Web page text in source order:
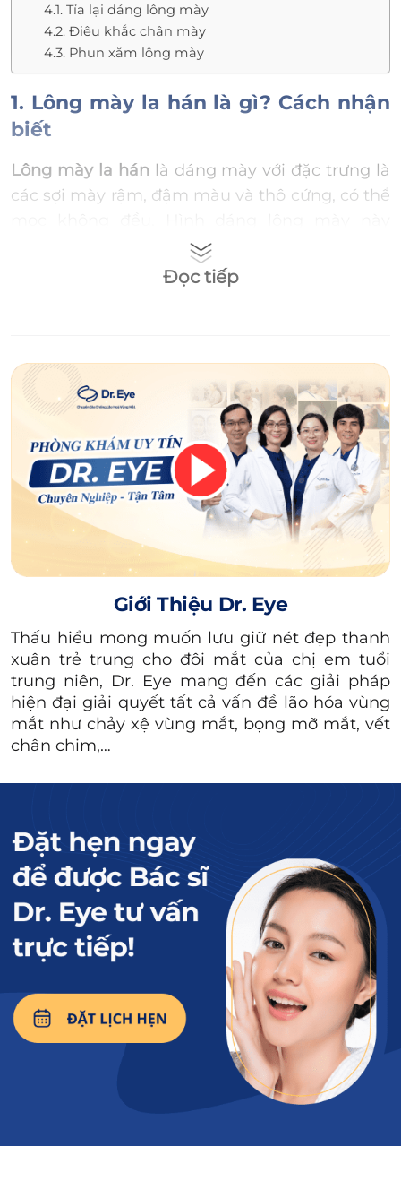
4.1. Tỉa lại dáng lông mày
4.2. Điêu khắc chân mày
4.3. Phun xăm lông mày
1. Lông mày la hán là gì? Cách nhận
biết
Lông mày la hán là dáng mày với đặc trưng là
các sợi mày rậm, đậm màu và thô cứng, có thể
khiến người ta liên tưởng đến các vị La Hán
trong các đền chùa nên mới có tên gọi như
La Hán là:
Độ dài lông mày la hán khá ngắn, có thể chỉ
Có phần đuôi mày thường cụp xuống khóe
mắt, từ đó khiến mí trên trông hẹp hơn.
Lông mày thường mọc không đều, có thể
xuất hiện một số chỗ lởm chởm, thưa thớt.
Sợi mày thường dày và rậm khiến tổng thể
gương mặt trông khá thô cứng.
Lông mày la hán thường dày rậm, có phần đuôi mày
thường hướng xuống phần đuôi mắt.
Xem thêm:
Các kiểu chân mày
Thái được yêu thích và
cách tạo dáng mày
đẹp
Đọc tiếp
Giới Thiệu Dr. Eye
Thấu hiểu mong muốn lưu giữ nét đẹp thanh
xuân trẻ trung cho đôi mắt của chị em tuổi
trung niên, Dr. Eye mang đến các giải pháp
hiện đại giải quyết tất cả vấn đề lão hóa vùng
mắt như chảy xệ vùng mắt, bọng mỡ mắt, vết
chân chim,…